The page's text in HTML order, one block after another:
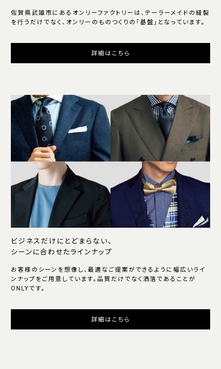
佐賀県武雄市にあるオンリーファクトリーは、テーラーメイドの縫製
を行うだけでなく、オンリーのものつくりの「基盤」となっています。
詳細はこちら
ビジネスだけにとどまらない、
シーンに合わせたラインナップ
お客様のシーンを想像し、最適なご提案ができるように幅広いライ
ンナップをご用意しています。品質だけでなく洒落であることが
ONLYです。
詳細はこちら